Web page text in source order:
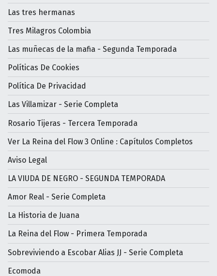
Las tres hermanas
Tres Milagros Colombia
Las muñecas de la mafia - Segunda Temporada
Políticas De Cookies
Política De Privacidad
Las Villamizar - Serie Completa
Rosario Tijeras - Tercera Temporada
Ver La Reina del Flow 3 Online : Capítulos Completos
Aviso Legal
LA VIUDA DE NEGRO - SEGUNDA TEMPORADA
Amor Real - Serie Completa
La Historia de Juana
La Reina del Flow - Primera Temporada
Sobreviviendo a Escobar Alias JJ - Serie Completa
Ecomoda